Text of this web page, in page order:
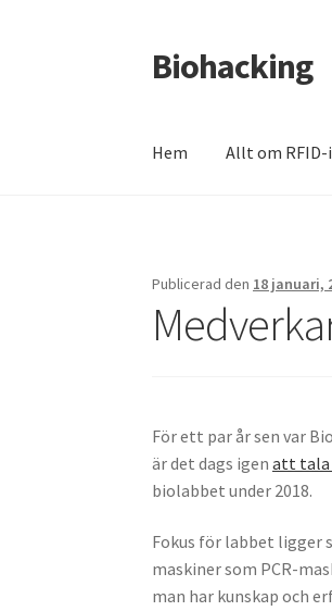
Hoppa
till
Hoppa
till
Biohacking
Hem Allt om
Mitt kontoTill kassan
Publicerad den 18 januari,
För ett par år sen var
är det dags igenatt tala
biolabbet under 2018.
Fokus för labbet ligger
maskiner som PCR-
man har kunskap och